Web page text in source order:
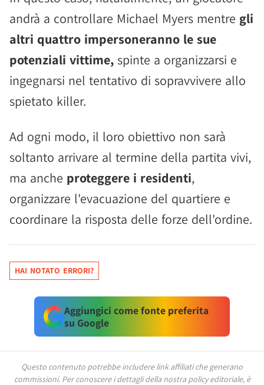
andrà a controllare Michael Myers mentre gli
altri quattro impersoneranno le sue
potenziali vittime, spinte a organizzarsi e
ingegnarsi nel tentativo di sopravvivere allo
spietato killer.
Ad ogni modo, il loro obiettivo non sarà
soltanto arrivare al termine della partita vivi,
ma anche proteggere i residenti,
organizzare l'evacuazione del quartiere e
coordinare la risposta delle forze dell'ordine.
HAI NOTATO ERRORI?
Aggiungici come fonte preferita
su Google
Questo contenuto potrebbe includere link affiliati che generano
commissioni. Per conoscere i dettagli della nostra policy editoriale, è